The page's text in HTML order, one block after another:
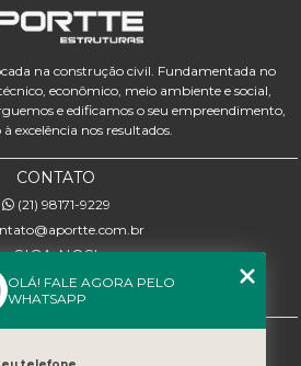
na construção civil. Fundamentada no
econômico, meio ambiente e social,
e edificamos o seu empreendimento,
excelência nos resultados.
CONTATO
(21) 98171-9229
SIGA-NOS!
OLÁ! FALE AGORA PELO
WHATSAPP